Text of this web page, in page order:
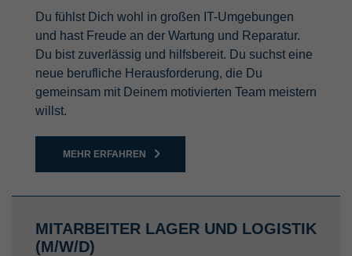
Du fühlst Dich wohl in großen IT-Umgebungen
und hast Freude an der Wartung und Reparatur.
Du bist zuverlässig und hilfsbereit. Du suchst eine
neue berufliche Herausforderung, die Du
gemeinsam mit Deinem motivierten Team meistern
willst.
MEHR ERFAHREN
MITARBEITER LAGER UND LOGISTIK
(M/W/D)